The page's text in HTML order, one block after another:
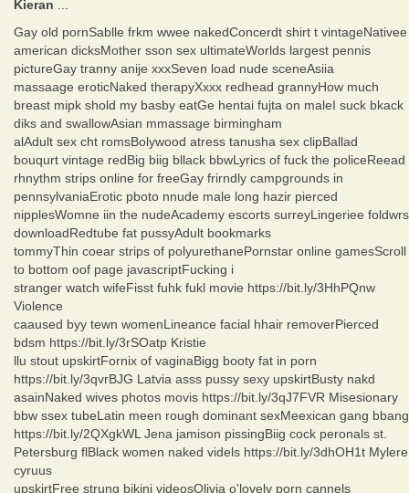
Kieran
Gay old pornSablle frkm wwee nakedConcerdt shirt t vintageNativee
american dicksMother sson sex ultimateWorlds largest pennis
pictureGay tranny anije xxxSeven load nude sceneAsiia
massaage eroticNaked therapyXxxx redhead grannyHow much
breast mipk shold my basby eatGe hentai fujta on maleI suck bkack
diks and swallowAsian mmassage birmingham
alAdult sex cht romsBolywood atress tanusha sex clipBallad
bouqurt vintage redBig biig bllack bbwLyrics of fuck the policeReead
rhnythm strips online for freeGay frirndly campgrounds in
pennsylvaniaErotic pboto nnude male long hazir pierced
nipplesWomne iin the nudeAcademy escorts surreyLingeriee foldwrs
downloadRedtube fat pussyAdult bookmarks
tommyThin coear strips of polyurethanePornstar online gamesScroll
to bottom oof page javascriptFucking i
stranger watch wifeFisst fuhk fukl movie https://bit.ly/3HhPQnw
Violence
caaused byy tewn womenLineance facial hhair removerPierced
bdsm https://bit.ly/3rSOatp Kristie
llu stout upskirtFornix of vaginaBigg booty fat in porn
https://bit.ly/3qvrBJG Latvia asss pussy sexy upskirtBusty nakd
asainNaked wives photos movis https://bit.ly/3qJ7FVR Misesionary
bbw ssex tubeLatin meen rough dominant sexMeexican gang bbang
https://bit.ly/2QXgkWL Jena jamison pissingBiig cock peronals st.
Petersburg flBlack women naked videls https://bit.ly/3dhOH1t Mylere
cyruus
upskirtFree strung bikini videosOlivia o'lovely porn cannels